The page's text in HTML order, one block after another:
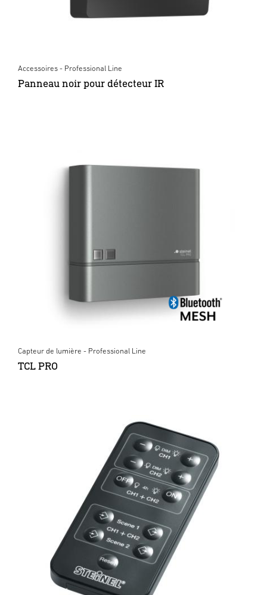
Accessoires - Professional Line
Panneau noir pour détecteur IR
Capteur de lumière - Professional Line
TCL PRO